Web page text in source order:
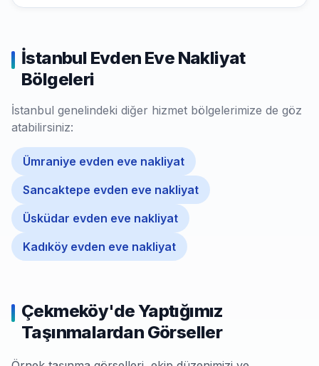
İstanbul Evden Eve Nakliyat
Bölgeleri
İstanbul genelindeki diğer hizmet bölgelerimize de göz
atabilirsiniz:
Ümraniye evden eve nakliyat
Sancaktepe evden eve nakliyat
Üsküdar evden eve nakliyat
Kadıköy evden eve nakliyat
Çekmeköy'de Yaptığımız
Taşınmalardan Görseller